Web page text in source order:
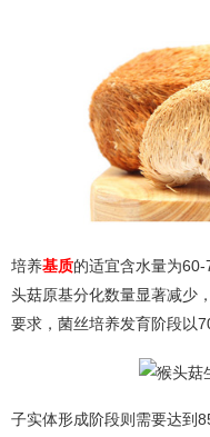
培养基质的适宜含水量为
头菇原基分化数量显著减少
要求，菌丝培养发育阶段以
子实体形成阶段则需要达到